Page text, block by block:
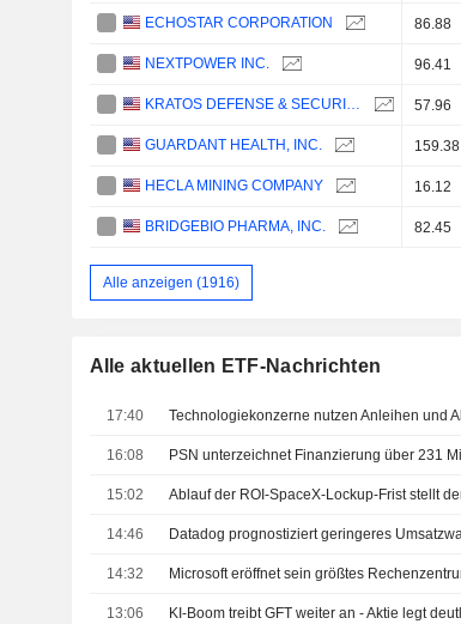
ECHOSTAR CORPORATION 86.88
NEXTPOWER INC. 96.41
KRATOS DEFENSE & SECURITY SOLUTIONS, INC. 57.96
GUARDANT HEALTH, INC. 159.38
HECLA MINING COMPANY 16.12
BRIDGEBIO PHARMA, INC. 82.45
Alle anzeigen (1916)
Alle aktuellen ETF-Nachrichten
17:40
16:08
15:02
14:46 Datadog prognostiziert geringeres
14:32
13:06 KI-Boom treibt GFT weiter an - Aktie legt